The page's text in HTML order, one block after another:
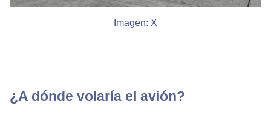
Imagen: X
¿A dónde volaría el avión?